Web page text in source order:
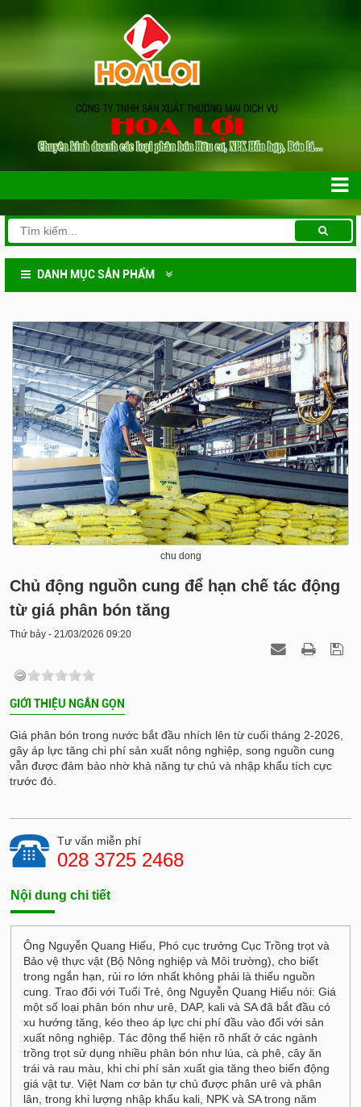
DANH MỤC SẢN PHẨM
chu dong
Chủ động nguồn cung để hạn chế tác động
từ giá phân bón tăng
Thứ bảy - 21/03/2026 09:20
GIỚI THIỆU NGẮN GỌN
Giá phân bón trong nước bắt đầu nhích lên từ cuối tháng 2-2026,
gây áp lực tăng chi phí sản xuất nông nghiệp, song nguồn cung
vẫn được đảm bảo nhờ khả năng tự chủ và nhập khẩu tích cực
trước đó.
Tư vấn miễn phí
028 3725 2468
Nội dung chi tiết
Ông Nguyễn Quang Hiếu, Phó cục trưởng Cục Trồng trọt và
Bảo vệ thực vật (Bộ Nông nghiệp và Môi trường), cho biết
trong ngắn hạn, rủi ro lớn nhất không phải là thiếu nguồn
cung. Trao đổi với Tuổi Trẻ, ông Nguyễn Quang Hiếu nói: Giá
một số loại phân bón như urê, DAP, kali và SA đã bắt đầu có
xu hướng tăng, kéo theo áp lực chi phí đầu vào đối với sản
xuất nông nghiệp. Tác động thể hiện rõ nhất ở các ngành
trồng trọt sử dụng nhiều phân bón như lúa, cà phê, cây ăn
trái và rau màu, khi chi phí sản xuất gia tăng theo biến động
giá vật tư. Việt Nam cơ bản tự chủ được phân urê và phân
lân, trong khi lượng nhập khẩu kali, NPK và SA trong năm